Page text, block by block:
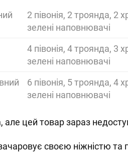
2 півонія, 2 троянда, 2
зелені наповнювачі
4 півонія, 4 троянда, 3
зелені наповнювачі
6 півонія, 5 троянда, 4
зелені наповнювачі
цей товар зараз
своєю ніжністю та